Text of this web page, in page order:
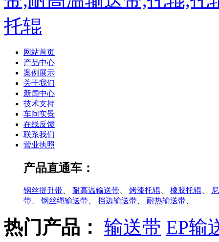
网站首页
产品中心
案例展示
关于我们
新闻中心
技术支持
车间实景
在线反馈
联系我们
营业执照
产品直通车：
钢丝提升带 耐高温输送带 烤漆托辊 橡胶托辊
带
钢丝绳输送带 挡边输送带 耐热输送带
热门产品： 输送带 EP输